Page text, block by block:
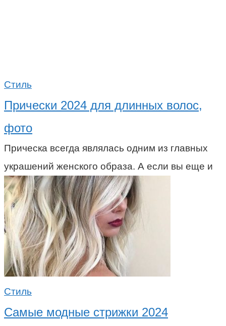
Стиль
Прически 2024 для длинных волос,
фото
Прическа всегда являлась одним из главных
украшений женского образа. А если вы еще и
Стиль
Самые модные стрижки 2024